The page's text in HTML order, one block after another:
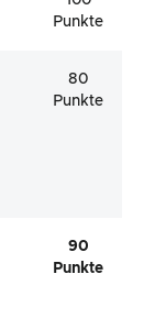
Punkte
80
Punkte
90
Punkte